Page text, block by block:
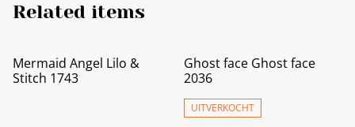
Related items
Mermaid Angel Lilo &
Stitch 1743
Ghost face Ghost face
2036
UITVERKOCHT